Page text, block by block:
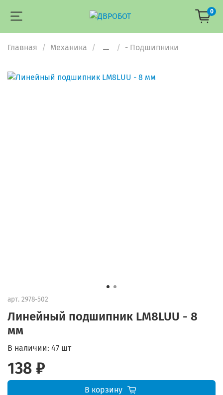
0
Главная Механика ... - Подшипники
арт. 2978-502
Линейный подшипник LM8LUU - 8
мм
В наличии: 47 шт
138 ₽
В корзину